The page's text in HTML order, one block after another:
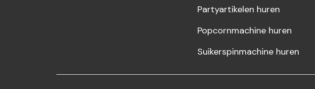
Partyartikelen huren
Popcornmachine huren
Suikerspinmachine huren